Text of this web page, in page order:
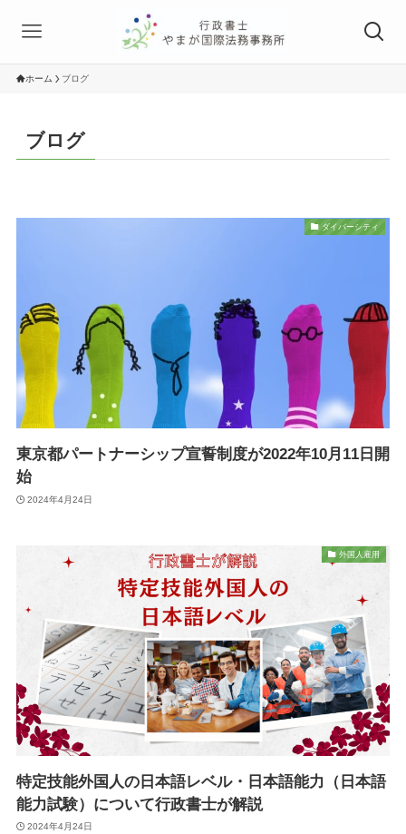
ホーム ブログ
ブログ
ダイバーシティ
東京都パートナーシップ宣誓制度が2022年10月11日開
始
2024年4月24日
外国人雇用
特定技能外国人の日本語レベル・日本語能力（日本語
能力試験）について行政書士が解説
2024年4月24日